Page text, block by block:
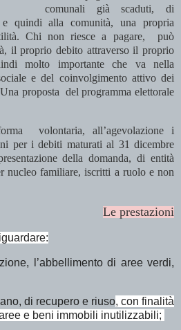
comunali già scaduti, di
e quindi alla comunità, una propria
Chi non riesce a pagare, può
il proprio debito attraverso il proprio
molto importante che va nella
e del coinvolgimento attivo dei
proposta del programma elettorale
volontaria, all’agevolazione i
per i debiti maturati al 31 dicembre
della domanda, di entità
nucleo familiare, iscritti a ruolo e non
Le prestazioni
l’abbellimento di aree verdi,
di recupero e riuso, con finalità
e beni immobili inutilizzabili;